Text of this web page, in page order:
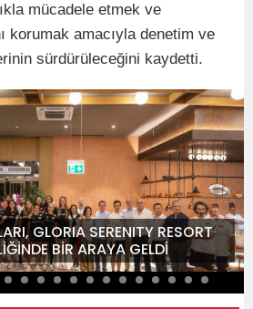
mücadele etmek ve
korumak amacıyla denetim ve
sürdürüleceğini kaydetti.
GLORIA SERENITY RESORT
BİR ARAYA GELDİ